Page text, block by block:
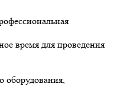
время для проведения
оборудования,